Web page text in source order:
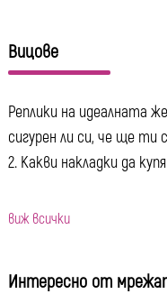
Вицове
Реплики на идеалната
сигурен ли си, че ще ти
2. Какви накладки да
виж всички
Интересно от